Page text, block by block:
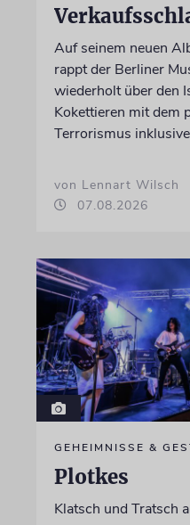
Auf seinem neuen
rappt der Berliner
wiederholt über den
Kokettieren mit dem
Terrorismus inklusive
von Lennart Wilsch
07.08.2026
GEHEIMNISSE &
Plotkes
Klatsch und Tratsch